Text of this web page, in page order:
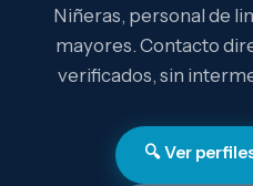
Niñeras, personal de
mayores. Contacto
verificados, sin
🔍 Ver